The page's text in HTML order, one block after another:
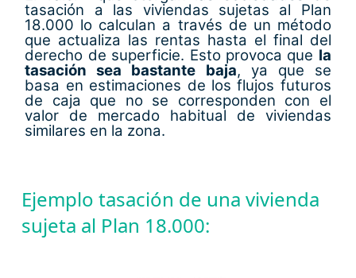
tasación a las viviendas sujetas al Plan
18.000 lo calculan a través de un método
que actualiza las rentas hasta el final del
derecho de superficie. Esto provoca que la
tasación sea bastante baja, ya que se
basa en estimaciones de los flujos futuros
de caja que no se corresponden con el
valor de mercado habitual de viviendas
similares en la zona.
Ejemplo tasación de una vivienda
sujeta al Plan 18.000: